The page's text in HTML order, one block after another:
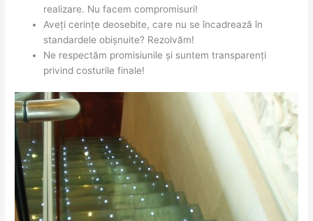
realizare. Nu facem compromisuri!
Aveți cerințe deosebite, care nu se încadrează în
standardele obișnuite? Rezolvăm!
Ne respectăm promisiunile și suntem transparenți
privind costurile finale!